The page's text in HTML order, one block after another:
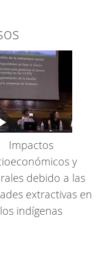
Impactos
y
debido a las
extractivas en
los indígenas